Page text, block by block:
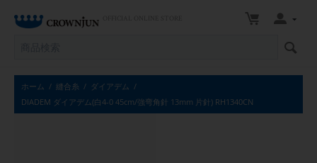
ホーム / 縫合糸 / ダイアデム /
DIADEM ダイアデム(白4-0 45cm/強弯角針 13mm 片針) RH1340CN